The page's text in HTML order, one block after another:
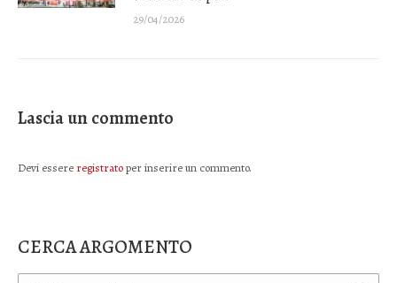
29/04/2026
Lascia un commento
Devi essere registratoper inserire un commento.
CERCA ARGOMENTO